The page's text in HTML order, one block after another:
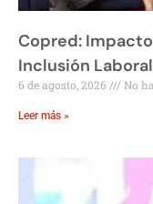
Copred:
Inclusión Laboral
6 de agosto, 2026 No
Leer más »